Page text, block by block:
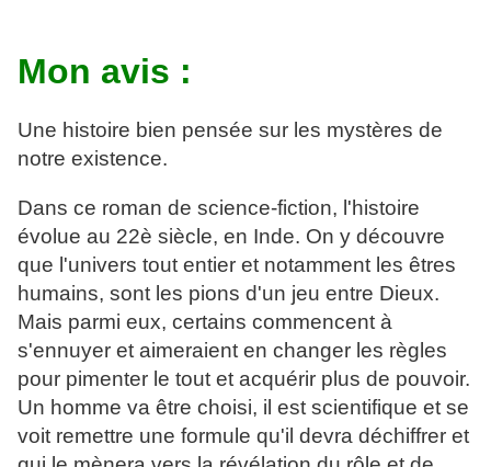
Mon avis :
Une histoire bien pensée sur les mystères de
notre existence.
Dans ce roman de science-fiction, l'histoire
évolue au 22è siècle, en Inde. On y découvre
que l'univers tout entier et notamment les êtres
humains, sont les pions d'un jeu entre Dieux.
Mais parmi eux, certains commencent à
s'ennuyer et aimeraient en changer les règles
pour pimenter le tout et acquérir plus de pouvoir.
Un homme va être choisi, il est scientifique et se
voit remettre une formule qu'il devra déchiffrer et